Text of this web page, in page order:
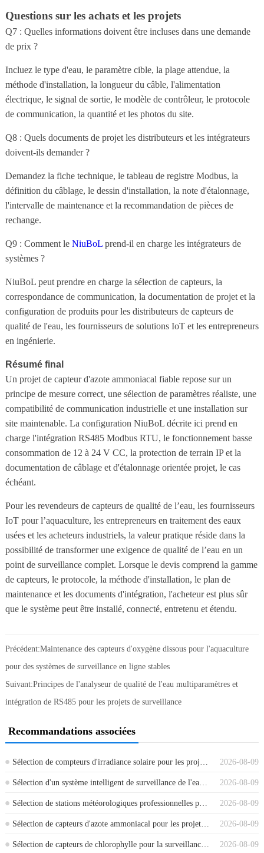
Questions sur les achats et les projets
Q7 : Quelles informations doivent être incluses dans une demande
de prix ?
Incluez le type d'eau, le paramètre cible, la plage attendue, la
méthode d'installation, la longueur du câble, l'alimentation
électrique, le signal de sortie, le modèle de contrôleur, le protocole
de communication, la quantité et les photos du site.
Q8 : Quels documents de projet les distributeurs et les intégrateurs
doivent-ils demander ?
Demandez la fiche technique, le tableau de registre Modbus, la
définition du câblage, le dessin d'installation, la note d'étalonnage,
l'intervalle de maintenance et la recommandation de pièces de
rechange.
Q9 : Comment le NiuBoLprend-il en charge les intégrateurs de
systèmes ?
NiuBoL peut prendre en charge la sélection de capteurs, la
correspondance de communication, la documentation de projet et la
configuration de produits pour les distributeurs de capteurs de
qualité de l'eau, les fournisseurs de solutions IoT et les entrepreneurs
en ingénierie.
Résumé final
Un projet de capteur d'azote ammoniacal fiable repose sur un
principe de mesure correct, une sélection de paramètres réaliste, une
compatibilité de communication industrielle et une installation sur
site maintenable. La configuration NiuBoL décrite ici prend en
charge l'intégration RS485 Modbus RTU, le fonctionnement basse
consommation de 12 à 24 V CC, la protection de terrain IP et la
documentation de câblage et d'étalonnage orientée projet, le cas
échéant.
Pour les revendeurs de capteurs de qualité de l’eau, les fournisseurs
IoT pour l’aquaculture, les entrepreneurs en traitement des eaux
usées et les acheteurs industriels, la valeur pratique réside dans la
possibilité de transformer une exigence de qualité de l’eau en un
point de surveillance complet. Lorsque le devis comprend la gamme
de capteurs, le protocole, la méthode d'installation, le plan de
maintenance et les documents d'intégration, l'acheteur est plus sûr
que le système peut être installé, connecté, entretenu et étendu.
Précédent:Maintenance des capteurs d'oxygène dissous pour l'aquaculture
pour des systèmes de surveillance en ligne stables
Suivant:Principes de l'analyseur de qualité de l'eau multiparamètres et
intégration de RS485 pour les projets de surveillance
Recommandations associées
2026-08-09
2026-08-09
Sélection d'un système intelligent de surveillance de l'eau pour les sites éloignés et industriels
2026-08-09
Sélection de stations météorologiques professionnelles pour les projets industriels et agricoles
2026-08-09
Sélection de capteurs d'azote ammoniacal pour les projets d'aquaculture et de traitement des eaux usées
2026-08-09
Sélection de capteurs de chlorophylle pour la surveillance des lacs, des rivières et de l'aquaculture